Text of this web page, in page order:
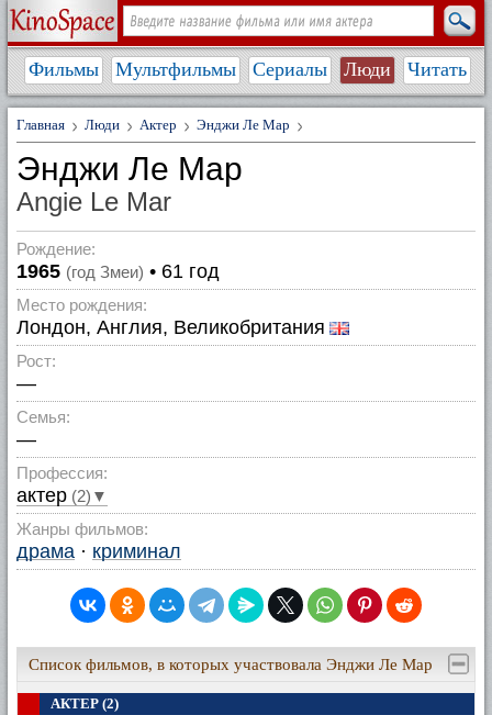
Фильмы Мультфильмы Сериалы Люди Читать
Главная Люди Актер Энджи Ле Мар
Энджи Ле Мар
Angie Le Mar
Рождение:
1965 (год Змеи) • 61 год
Место рождения:
Лондон, Англия, Великобритания
Рост:
—
Семья:
—
Профессия:
актер (2)▼
Жанры фильмов:
драма · криминал
Список фильмов, в которых участвовала Энджи Ле Мар
АКТЕР (2)